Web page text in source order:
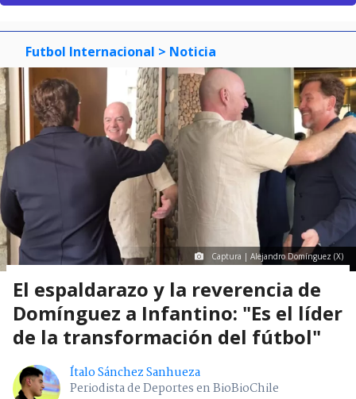
Futbol Internacional > Noticia
Captura | Alejandro Domínguez (X)
El espaldarazo y la reverencia de
Domínguez a Infantino: "Es el líder
de la transformación del fútbol"
Ítalo Sánchez Sanhueza
Periodista de Deportes en BioBioChile